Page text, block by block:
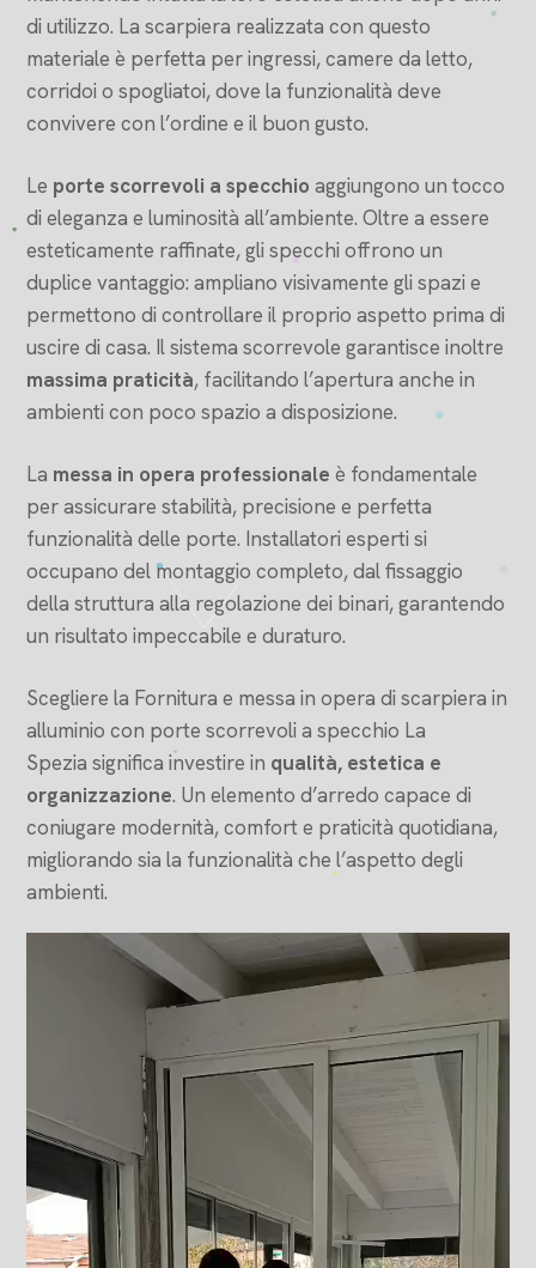
di utilizzo. La scarpiera realizzata con questo
materiale è perfetta per ingressi, camere da letto,
corridoi o spogliatoi, dove la funzionalità deve
convivere con l’ordine e il buon gusto.
Le porte scorrevoli a specchio aggiungono un tocco
di eleganza e luminosità all’ambiente. Oltre a essere
esteticamente raffinate, gli specchi offrono un
duplice vantaggio: ampliano visivamente gli spazi e
permettono di controllare il proprio aspetto prima di
uscire di casa. Il sistema scorrevole garantisce inoltre
massima praticità, facilitando l’apertura anche in
ambienti con poco spazio a disposizione.
La messa in opera professionale è fondamentale
per assicurare stabilità, precisione e perfetta
funzionalità delle porte. Installatori esperti si
occupano del montaggio completo, dal fissaggio
della struttura alla regolazione dei binari, garantendo
un risultato impeccabile e duraturo.
Scegliere la Fornitura e messa in opera di scarpiera in
alluminio con porte scorrevoli a specchio La
Spezia significa investire in qualità, estetica e
organizzazione. Un elemento d’arredo capace di
coniugare modernità, comfort e praticità quotidiana,
migliorando sia la funzionalità che l’aspetto degli
ambienti.